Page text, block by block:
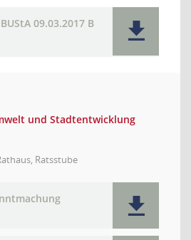
09.03.2017 B
und Stadtentwicklung
Ratsstube